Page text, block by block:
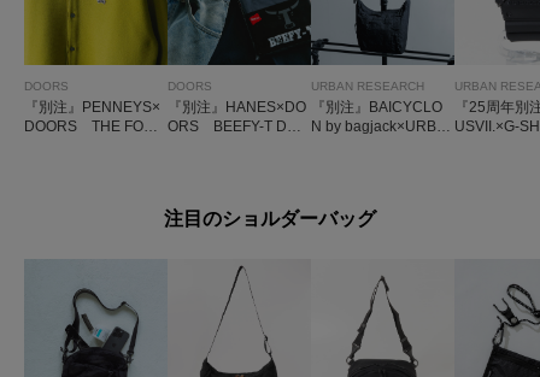
DOORS
『別注』PENNEYS×
DOORS THE FOX
DOORS
『別注』HANES×DO
ORS BEEFY-T DO
URBAN RESEARCH
『別注』BAICYCLO
N by bagjack×URBA
URBAN
『25周年別
USVII.×G-
注目のショルダーバッグ